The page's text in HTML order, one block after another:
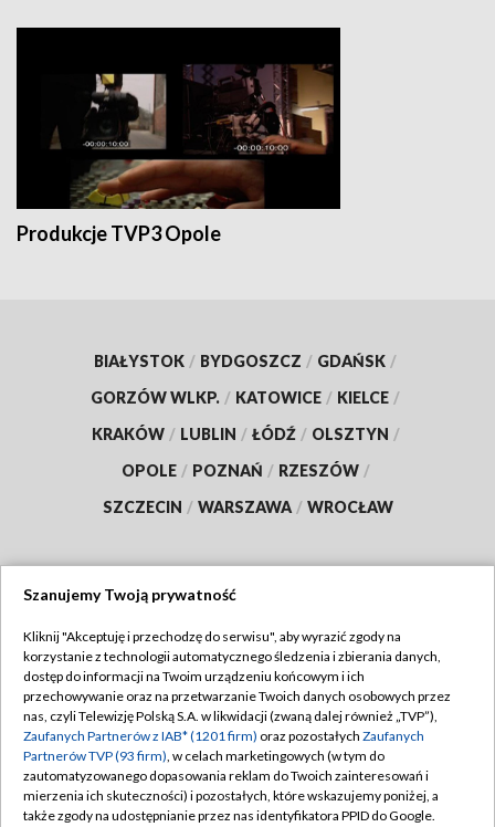
Produkcje TVP3 Opole
BIAŁYSTOK / BYDGOSZCZ / GDAŃSK /
GORZÓW WLKP. / KATOWICE / KIELCE /
KRAKÓW / LUBLIN / ŁÓDŹ / OLSZTYN /
OPOLE / POZNAŃ / RZESZÓW /
SZCZECIN / WARSZAWA / WROCŁAW
TVP
Abonament TVP
Emisja w TVP
Centrum informacji TVP
Naziemna Telewizja Cyfrowa
Regulamin TVP
Polityka prywatności
Moje zgody
Pomoc
Szanujemy Twoją prywatność
Kliknij "Akceptuję i przechodzę do serwisu", aby wyrazić zgody na
korzystanie z technologii automatycznego śledzenia i zbierania danych,
dostęp do informacji na Twoim urządzeniu końcowym i ich
przechowywanie oraz na przetwarzanie Twoich danych osobowych przez
nas, czyli Telewizję Polską S.A. w likwidacji (zwaną dalej również „TVP”),
Zaufanych Partnerów z IAB* (1201 firm) oraz pozostałych Zaufanych
Partnerów TVP (93 firm), w celach marketingowych (w tym do
zautomatyzowanego dopasowania reklam do Twoich zainteresowań i
mierzenia ich skuteczności) i pozostałych, które wskazujemy poniżej, a
także zgody na udostępnianie przez nas identyfikatora PPID do Google.